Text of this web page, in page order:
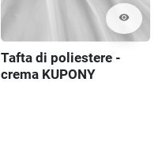
visibility
Tafta di poliestere -
crema KUPONY